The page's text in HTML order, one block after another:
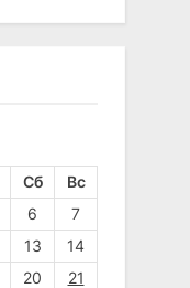
Сб
Вс
6
7
13
14
20
21